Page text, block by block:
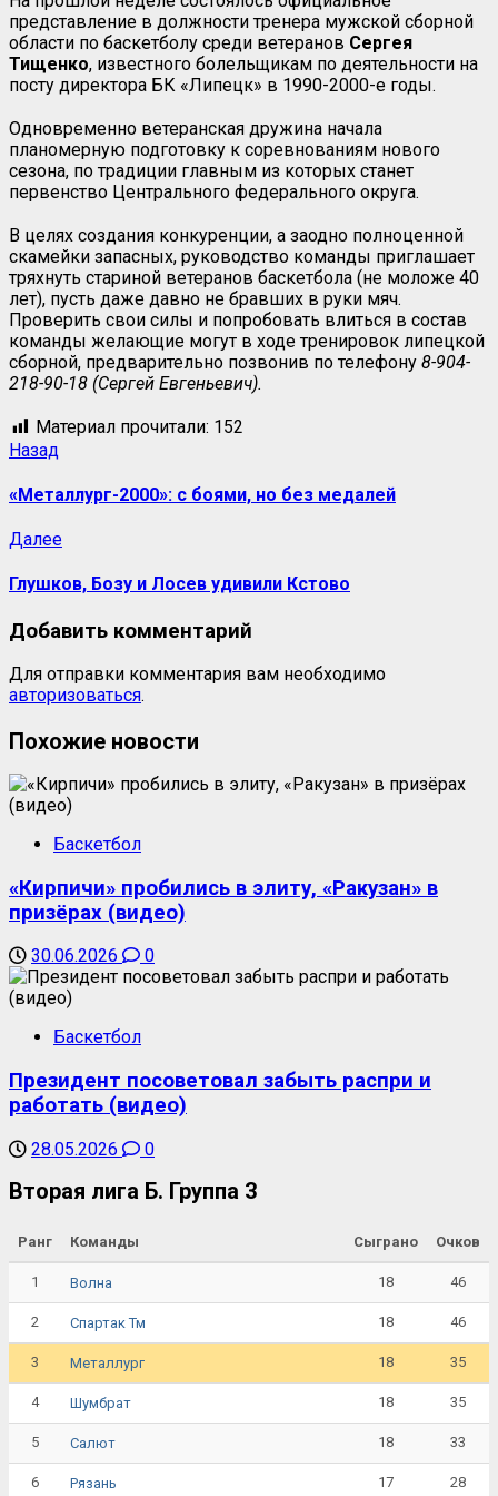
представление в должности тренера мужской сборной
области по баскетболу среди ветеранов Сергея
Тищенко, известного болельщикам по деятельности на
посту директора БК «Липецк» в 1990-2000-е годы.
Одновременно ветеранская дружина начала
планомерную подготовку к соревнованиям нового
сезона, по традиции главным из которых станет
первенство Центрального федерального округа.
В целях создания конкуренции, а заодно полноценной
скамейки запасных, руководство команды приглашает
тряхнуть стариной ветеранов баскетбола (не моложе 40
лет), пусть даже давно не бравших в руки мяч.
Проверить свои силы и попробовать влиться в состав
команды желающие могут в ходе тренировок липецкой
сборной, предварительно позвонив по телефону 8-904-
218-90-18 (Сергей Евгеньевич).
Материал прочитали: 152
Навигация
записи
Назад
«Металлург-2000»: с боями, но без медалей
ДалееСледующая
Глушков, Бозу и Лосев удивили Кстово
Добавить комментарий
Для отправки комментария вам необходимо
авторизоваться.
Похожие новости
Баскетбол
«Кирпичи» пробились в элиту, «Ракузан» в
призёрах (видео)
30.06.2026 0
Баскетбол
Президент посоветовал забыть распри и
работать (видео)
28.05.2026 0
Вторая лига Б. Группа 3
Ранг Команды Сыграно Очков
1 Волна 18 46
2 Спартак Тм 18 46
3 Металлург 18 35
4 Шумбрат 18 35
5 Салют 18 33
6 Рязань 17 28